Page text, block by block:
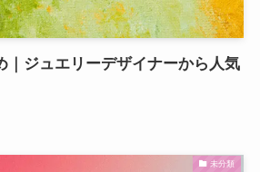
｜ジュエリーデザイナーから人気
未分類